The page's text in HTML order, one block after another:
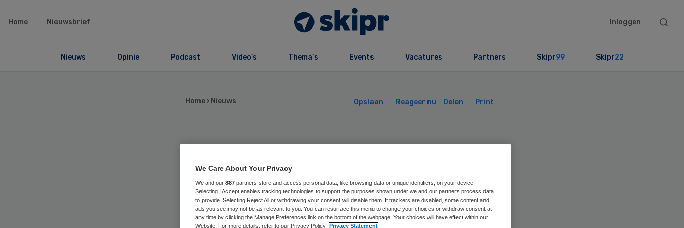
Home Nieuwsbrief Inloggen
Search
Nieuws Opinie Podcast Video’s Thema’s Events Vacatures Partners Skipr99 Skipr22
Home › Nieuws Opslaan Reageer nu Delen Print
Alliantie M3 stelt
mens centraal in
gehandicaptenzorg
We Care About Your Privacy
We and our 887 partners store and access personal data, like browsing data or unique identifiers, on your device.
Selecting I Accept enables tracking technologies to support the purposes shown under we and our partners process data
to provide. Selecting Reject All or withdrawing your consent will disable them. If trackers are disabled, some content and
ads you see may not be as relevant to you. You can resurface this menu to change your choices or withdraw consent at
any time by clicking the Manage Preferences link on the bottom of the webpage. Your choices will have effect within our
Website. For more details, refer to our Privacy Policy. Privacy Statement